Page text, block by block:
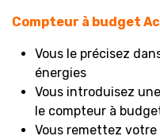
Compteur à budget
Vous le précisez
énergies
Vous introduisez
le compteur à
Vous remettez votre